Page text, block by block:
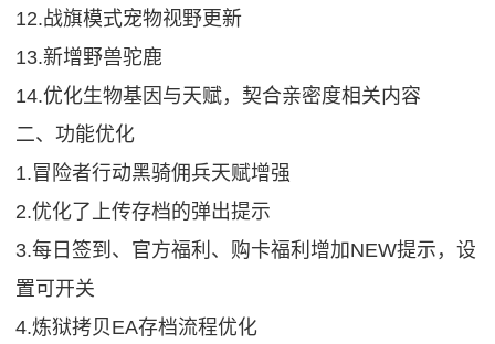
12.战旗模式宠物视野更新
13.新增野兽驼鹿
14.优化生物基因与天赋，契合亲密度相关内容
二、功能优化
1.冒险者行动黑骑佣兵天赋增强
2.优化了上传存档的弹出提示
3.每日签到、官方福利、购卡福利增加NEW提示，设
置可开关
4.炼狱拷贝EA存档流程优化